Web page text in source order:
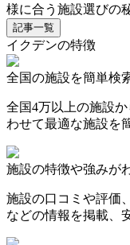
様に合う施設選びの
記事一覧
イクデンの特徴
全国の施設を簡単検
全国4万以上の施設
わせて最適な施設を
施設の特徴や強みが
施設の口コミや評価
などの情報を掲載、